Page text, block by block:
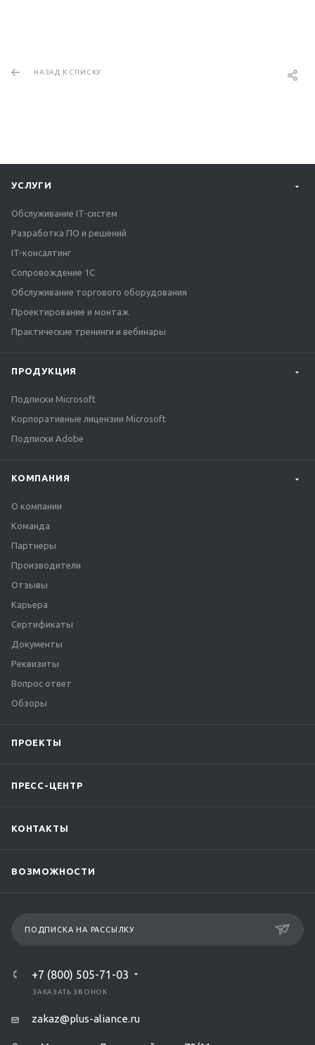
НАЗАД К СПИСКУ
УСЛУГИ
Обслуживание IT-систем
Разработка ПО и решений
IT-консалтинг
Сопровождение 1С
Обслуживание торгового оборудования
Проектирование и монтаж
Практические тренинги и вебинары
ПРОДУКЦИЯ
Подписки Microsoft
Корпоративные лицензии Microsoft
Подписки Adobe
КОМПАНИЯ
О компании
Команда
Партнеры
Производители
Отзывы
Карьера
Сертификаты
Документы
Реквизиты
Вопрос ответ
Обзоры
ПРОЕКТЫ
ПРЕСС-ЦЕНТР
КОНТАКТЫ
ВОЗМОЖНОСТИ
ПОДПИСКА НА РАССЫЛКУ
+7 (800) 505-71-03
ЗАКАЗАТЬ ЗВОНОК
zakaz@plus-aliance.ru